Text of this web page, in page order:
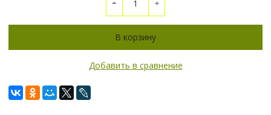
В корзину
Добавить в сравнение